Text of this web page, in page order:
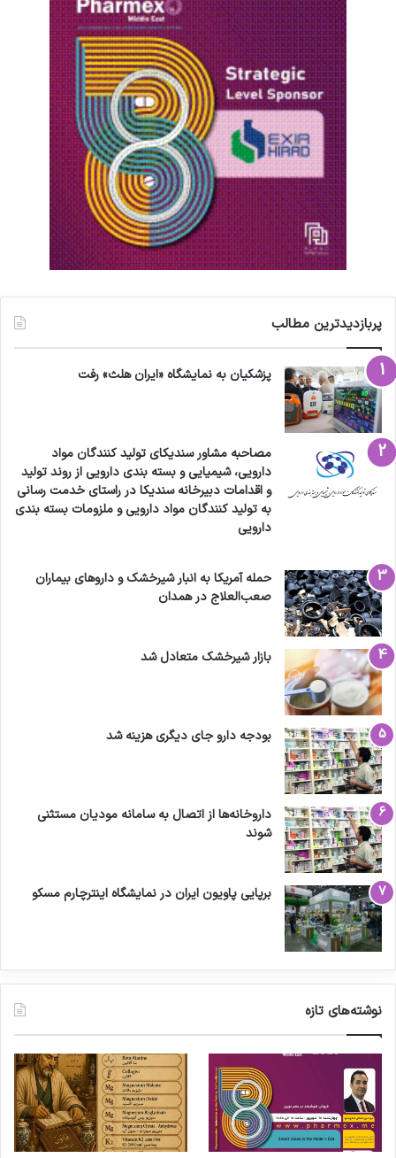
پربازدیدترین مطالب
پزشکیان به نمایشگاه «ایران هلث» رفت
مصاحبه مشاور سندیکای تولید کنندگان مواد
دارویی، شیمیایی و بسته بندی دارویی از روند تولید
و اقدامات دبیرخانه سندیکا در راستای خدمت رسانی
به تولید کنندگان مواد دارویی و ملزومات بسته بندی
دارویی
حمله آمریکا به انبار شیرخشک و داروهای بیماران
صعب‌العلاج در همدان
بازار شیرخشک متعادل شد
بودجه دارو جای دیگری هزینه شد
داروخانه‌ها از اتصال به سامانه مودیان مستثنی
شوند
برپایی پاویون ایران در نمایشگاه اینترچارم مسکو
نوشته‌های تازه